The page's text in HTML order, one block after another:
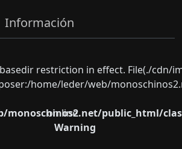
Información
restriction in effect. File(./
home/leder/web/
monoschinos2.net/public_html/
on line
Warning